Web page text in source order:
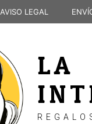
AVISO LEGAL
LA